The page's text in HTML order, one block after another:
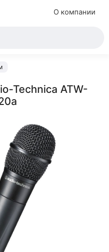
О компании
Technica ATW-